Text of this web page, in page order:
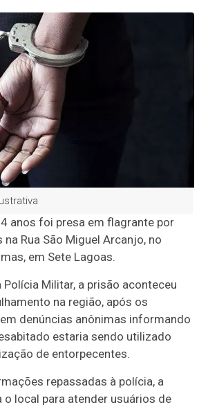
anos foi presa em flagrante por
Rua São Miguel Arcanjo, no
em Sete Lagoas.
Militar, a prisão aconteceu
na região, após os
denúncias anônimas informando
estaria sendo utilizado
de entorpecentes.
repassadas à polícia, a
o local para atender usuários de